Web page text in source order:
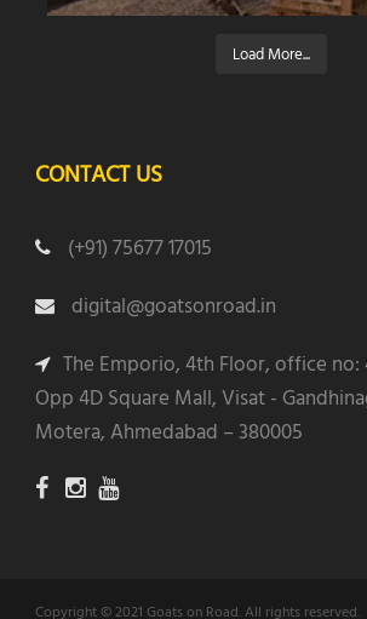
Load More...
CONTACT US
(+91) 75677 17015
digital@goatsonroad.in
The Emporio, 4th Floor, office no:
Opp 4D Square Mall, Visat -
Motera, Ahmedabad – 380005
Copyright © 2021 Goats on Road. All rights reserved.